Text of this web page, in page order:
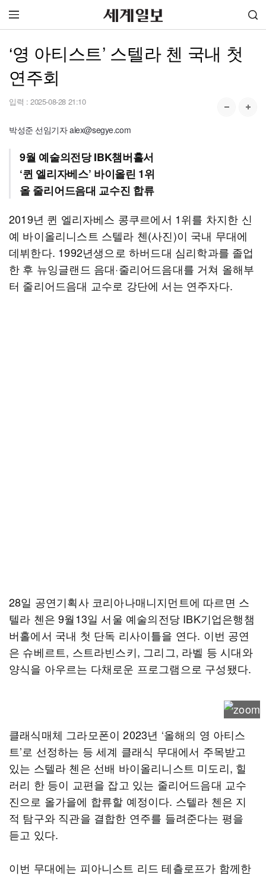
‘영 아티스트’ 스텔라 첸 국내 첫
연주회
입력 : 2025-08-28 21:10
박성준 선임기자 alex@segye.com
9월 예술의전당 IBK챔버홀서
‘퀸 엘리자베스’ 바이올린 1위
올 줄리어드음대 교수진 합류
2019년 퀸 엘리자베스 콩쿠르에서 1위를 차지한 신
예 바이올리니스트 스텔라 첸(사진)이 국내 무대에
데뷔한다. 1992년생으로 하버드대 심리학과를 졸업
한 후 뉴잉글랜드 음대·줄리어드음대를 거쳐 올해부
터 줄리어드음대 교수로 강단에 서는 연주자다.
28일 공연기획사 코리아나매니지먼트에 따르면 스
텔라 첸은 9월13일 서울 예술의전당 IBK기업은행챔
버홀에서 국내 첫 단독 리사이틀을 연다. 이번 공연
은 슈베르트, 스트라빈스키, 그리그, 라벨 등 시대와
양식을 아우르는 다채로운 프로그램으로 구성됐다.
클래식매체 그라모폰이 2023년 ‘올해의 영 아티스
트’로 선정하는 등 세계 클래식 무대에서 주목받고
있는 스텔라 첸은 선배 바이올리니스트 미도리, 힐
러리 한 등이 교편을 잡고 있는 줄리어드음대 교수
진으로 올가을에 합류할 예정이다. 스텔라 첸은 지
적 탐구와 직관을 결합한 연주를 들려준다는 평을
듣고 있다.
이번 무대에는 피아니스트 리드 테츨로프가 함께한